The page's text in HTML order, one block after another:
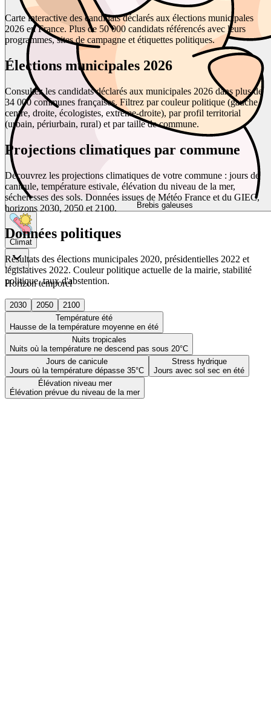
Brebis galeuses
Climat
Horizon temporel
2030 2050
2100
Température été
Hausse de la température moyenne en été
Nuits tropicales
Nuits où la température ne descend pas sous 20°C
Jours de canicule
Jours où la température dépasse 35°C
Stress hydrique
Jours avec sol sec en été
Élévation niveau mer
Élévation prévue du niveau de la mer
Carte interactive des candidats déclarés aux élections municipales
2026 en France. Plus de 50 000 candidats référencés avec leurs
programmes, sites de campagne et étiquettes politiques.
Élections municipales 2026
Consultez les candidats déclarés aux municipales 2026 dans plus de
34 000 communes françaises. Filtrez par couleur politique (gauche,
centre, droite, écologistes, extrême-droite), par profil territorial
(urbain, périurbain, rural) et par taille de commune.
Projections climatiques par commune
Découvrez les projections climatiques de votre commune : jours de
canicule, température estivale, élévation du niveau de la mer,
sécheresses des sols. Données issues de Météo France et du GIEC,
horizons 2030, 2050 et 2100.
Données politiques
Résultats des élections municipales 2020, présidentielles 2022 et
législatives 2022. Couleur politique actuelle de la mairie, stabilité
politique, taux d'abstention.